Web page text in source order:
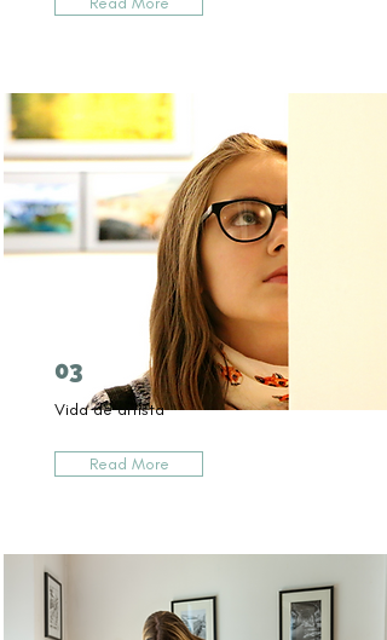
03
Vida de artista
Read More